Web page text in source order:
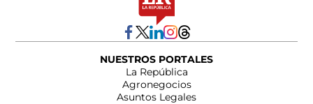
NUESTROS PORTALES
La República
Agronegocios
Asuntos Legales